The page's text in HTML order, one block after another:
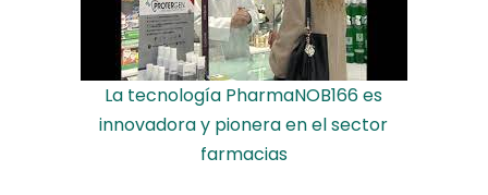
La tecnología PharmaNOB166 es
innovadora y pionera en el sector
farmacias